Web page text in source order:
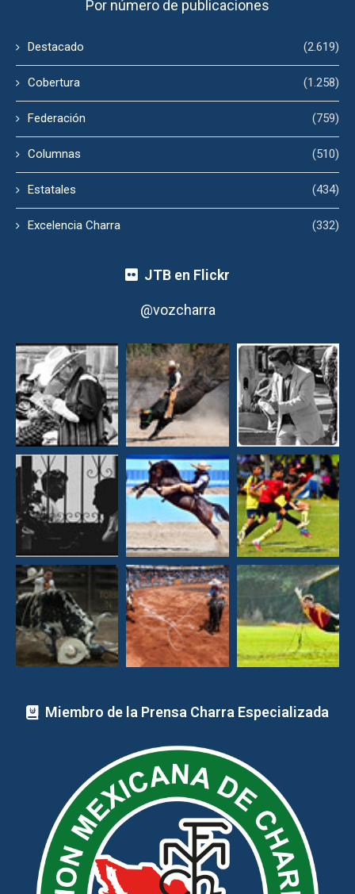
Por número de publicaciones
Destacado (2.619)
Cobertura (1.258)
Federación (759)
Columnas (510)
Estatales (434)
Excelencia Charra (332)
JTB en Flickr
@vozcharra
Miembro de la Prensa Charra Especializada